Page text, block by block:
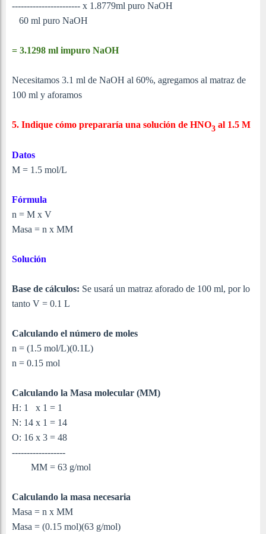
----------------------- x 1.8779ml puro NaOH
60 ml puro NaOH
= 3.1298 ml impuro NaOH
Necesitamos 3.1 ml de NaOH al 60%, agregamos al matraz de
100 ml y aforamos
5. Indique cómo prepararía una solución de HNO3 al 1.5 M
Datos
M = 1.5 mol/L
Fórmula
n = M x V
Masa = n x MM
Solución
Base de cálculos: Se usará un matraz aforado de 100 ml, por lo
tanto V = 0.1 L
Calculando el número de moles
n = (1.5 mol/L)(0.1L)
n = 0.15 mol
Calculando la Masa molecular (MM)
H: 1 x 1 = 1
N: 14 x 1 = 14
O: 16 x 3 = 48
------------------
MM = 63 g/mol
Calculando la masa necesaria
Masa = n x MM
Masa = (0.15 mol)(63 g/mol)